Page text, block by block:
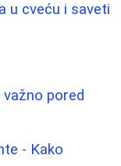
u cveću i saveti
pored
- Kako